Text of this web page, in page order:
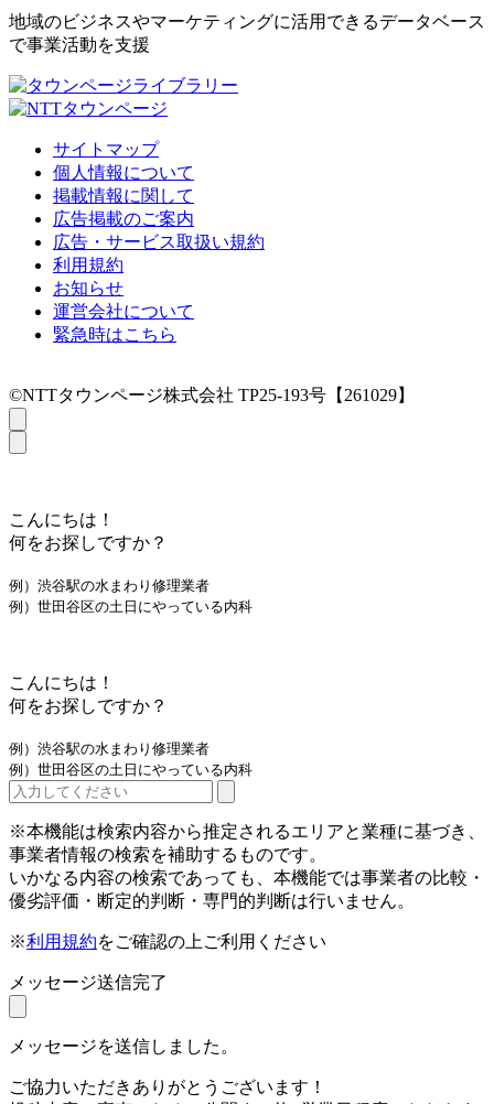
地域のビジネスやマーケティングに活用できるデータベース
で事業活動を支援
サイトマップ
個人情報について
掲載情報に関して
広告掲載のご案内
広告・サービス取扱い規約
利用規約
お知らせ
運営会社について
緊急時はこちら
©NTTタウンページ株式会社 TP25-193号【261029】
こんにちは！
何をお探しですか？
例）渋谷駅の水まわり修理業者
例）世田谷区の土日にやっている内科
こんにちは！
何をお探しですか？
例）渋谷駅の水まわり修理業者
例）世田谷区の土日にやっている内科
※本機能は検索内容から推定されるエリアと業種に基づき、
事業者情報の検索を補助するものです。
いかなる内容の検索であっても、本機能では事業者の比較・
優劣評価・断定的判断・専門的判断は行いません。
※利用規約をご確認の上ご利用ください
メッセージ送信完了
メッセージを送信しました。
ご協力いただきありがとうございます！